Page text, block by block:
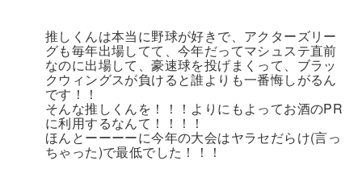
推しくんは本当に野球が好きで、アクターズリー
グも毎年出場してて、今年だってマシュステ直前
なのに出場して、豪速球を投げまくって、ブラッ
クウィングスが負けると誰よりも一番悔しがるん
です！！
そんな推しくんを！！！よりにもよってお酒のPR
に利用するなんて！！！！
ほんとーーーーに今年の大会はヤラセだらけ(言っ
ちゃった)で最低でした！！！